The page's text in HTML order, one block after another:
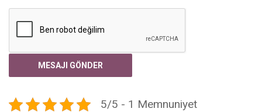
5/5 - 1 Memnuniyet